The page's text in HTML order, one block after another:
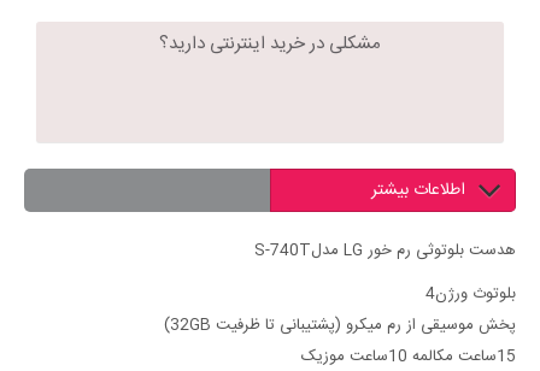
مشکلی در خرید اینترنتی دارید؟
اطلاعات بیشتر
هدست بلوتوثی رم خور LG مدلS-740T
بلوتوث ورژن4
پخش موسیقی از رم میکرو (پشتیبانی تا ظرفیت 32GB)
15ساعت مکالمه 10ساعت موزیک